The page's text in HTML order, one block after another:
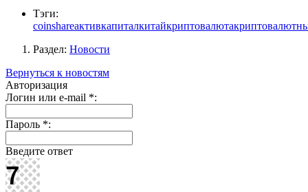
Тэги:
coinshareактивкапиталкитайкриптовалюта
Раздел: Новости
Вернуться к новостям
Авторизация
Логин или e-mail *:
Пароль *:
Введите ответ